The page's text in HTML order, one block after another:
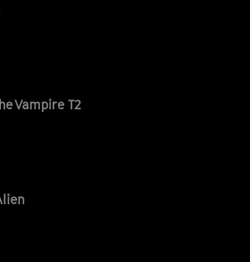
Vampire T2